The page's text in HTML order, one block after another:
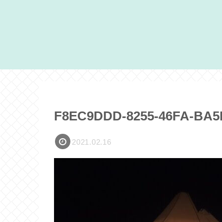
F8EC9DDD-8255-46FA-
2021.02.16